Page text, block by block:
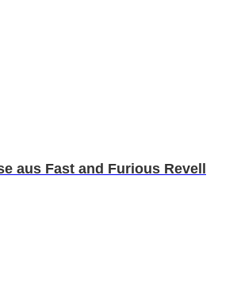
aus Fast and Furious Revell